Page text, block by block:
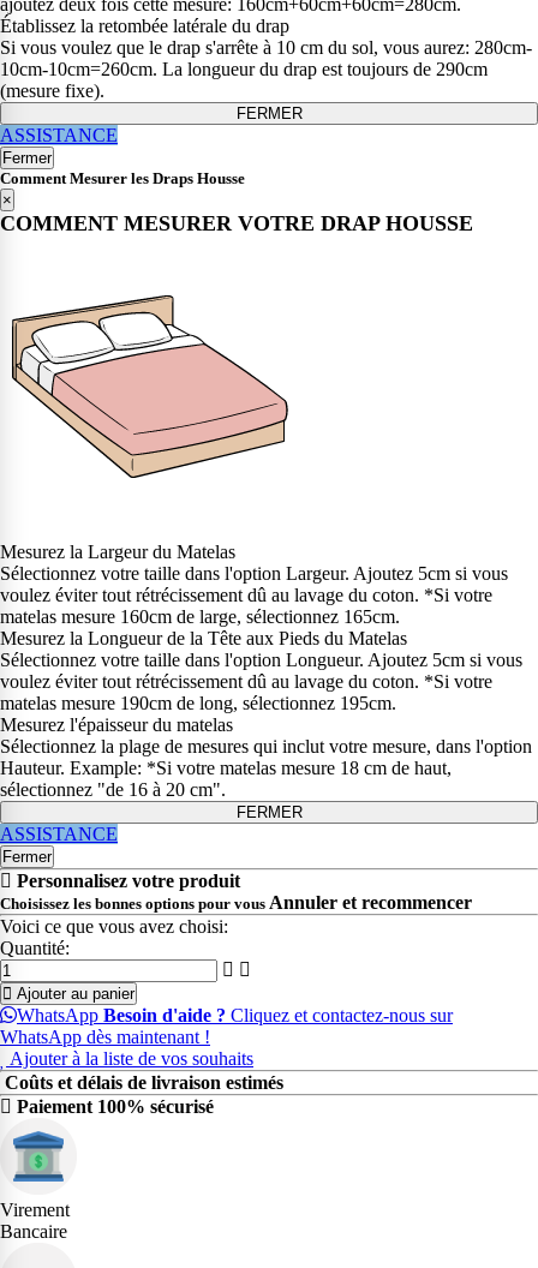
Établissez la retombée latérale du drap
Si vous voulez que le drap s'arrête à 10 cm du sol, vous aurez: 280cm-
10cm-10cm=260cm. La longueur du drap est toujours de 290cm
(mesure fixe).
FERMER
ASSISTANCE
Fermer
Comment Mesurer les Draps Housse
×
COMMENT MESURER VOTRE DRAP HOUSSE
Mesurez la Largeur du Matelas
Sélectionnez votre taille dans l'option Largeur. Ajoutez 5cm si vous
voulez éviter tout rétrécissement dû au lavage du coton. *Si votre
matelas mesure 160cm de large, sélectionnez 165cm.
Mesurez la Longueur de la Tête aux Pieds du Matelas
Sélectionnez votre taille dans l'option Longueur. Ajoutez 5cm si vous
voulez éviter tout rétrécissement dû au lavage du coton. *Si votre
matelas mesure 190cm de long, sélectionnez 195cm.
Mesurez l'épaisseur du matelas
Sélectionnez la plage de mesures qui inclut votre mesure, dans l'option
Hauteur. Example: *Si votre matelas mesure 18 cm de haut,
sélectionnez "de 16 à 20 cm".
FERMER
ASSISTANCE
Fermer
Personnalisez votre produit
Choisissez les bonnes options pour vous Annuler et recommencer
Voici ce que vous avez choisi:
Quantité:
Ajouter au panier
WhatsApp Besoin d'aide ? Cliquez et contactez-nous sur
WhatsApp dès maintenant !
Ajouter à la liste de vos souhaits
Coûts et délais de livraison estimés
Paiement 100% sécurisé
Virement
Bancaire